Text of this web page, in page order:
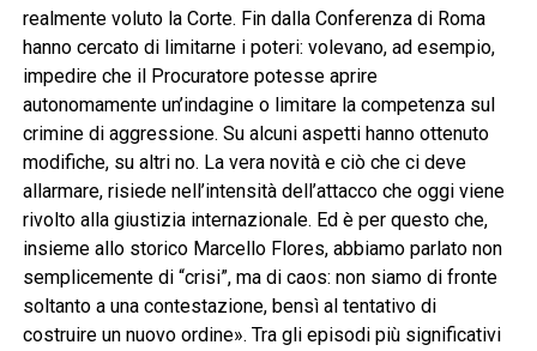
realmente voluto la Corte. Fin dalla Conferenza di Roma
hanno cercato di limitarne i poteri: volevano, ad esempio,
impedire che il Procuratore potesse aprire
autonomamente un’indagine o limitare la competenza sul
crimine di aggressione. Su alcuni aspetti hanno ottenuto
modifiche, su altri no. La vera novità e ciò che ci deve
allarmare, risiede nell’intensità dell’attacco che oggi viene
rivolto alla giustizia internazionale. Ed è per questo che,
insieme allo storico Marcello Flores, abbiamo parlato non
semplicemente di “crisi”, ma di caos: non siamo di fronte
soltanto a una contestazione, bensì al tentativo di
costruire un nuovo ordine». Tra gli episodi più significativi